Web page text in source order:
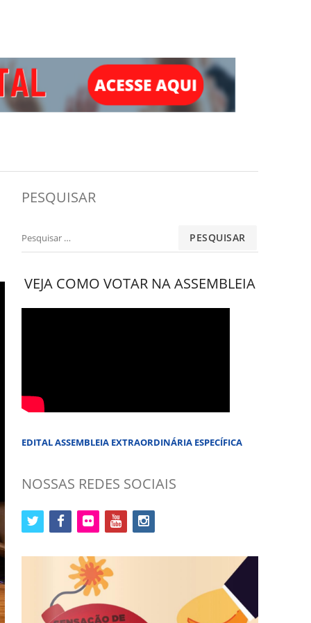
PESQUISAR
Pesquisar
VEJA COMO VOTAR NA ASSEMBLEIA
EDITAL ASSEMBLEIA EXTRAORDINÁRIA ESPECÍFICA
NOSSAS REDES SOCIAIS
twitterfacebook flickr youtube